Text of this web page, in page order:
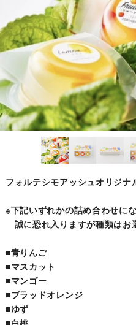
フォルテシモアッシュオリジナ
※下記いずれかの詰め合わせに
誠に恐れ入りますが種類はお
■青りんご
■マスカット
■マンゴー
■ブラッドオレンジ
■ゆず
■白桃